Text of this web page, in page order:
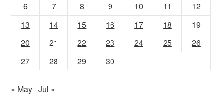
6
7 8 9 10 11
12
13
14 15 16 17 18
19
20
21 22 23 24 25
26
27
28 29 30
« May Jul »